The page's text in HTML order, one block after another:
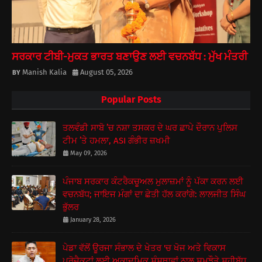
ਸਰਕਾਰ ਟੀਬੀ-ਮੁਕਤ ਭਾਰਤ ਬਣਾਉਣ ਲਈ ਵਚਨਬੱਧ : ਮੁੱਖ ਮੰਤਰੀ
Manish Kalia August 05, 2026
Popular Posts
ਤਲਵੰਡੀ ਸਾਬੋ ’ਚ ਨਸ਼ਾ ਤਸਕਰ ਦੇ ਘਰ ਛਾਪੇ ਦੌਰਾਨ ਪੁਲਿਸ
ਟੀਮ ’ਤੇ ਹਮਲਾ, ASI ਗੰਭੀਰ ਜ਼ਖਮੀ
May 09, 2026
ਪੰਜਾਬ ਸਰਕਾਰ ਕੰਟਰੈਕਚੂਅਲ ਮੁਲਾਜ਼ਮਾਂ ਨੂੰ ਪੱਕਾ ਕਰਨ ਲਈ
ਵਚਨਬੱਧ; ਜਾਇਜ ਮੰਗਾਂ ਦਾ ਛੇਤੀ ਹੱਲ ਕਰਾਂਗੇ: ਲਾਲਜੀਤ ਸਿੰਘ
ਭੁੱਲਰ
January 28, 2026
ਪੇਡਾ ਵੱਲੋਂ ਊਰਜਾ ਸੰਭਾਲ ਦੇ ਖੇਤਰ 'ਚ ਖੋਜ ਅਤੇ ਵਿਕਾਸ